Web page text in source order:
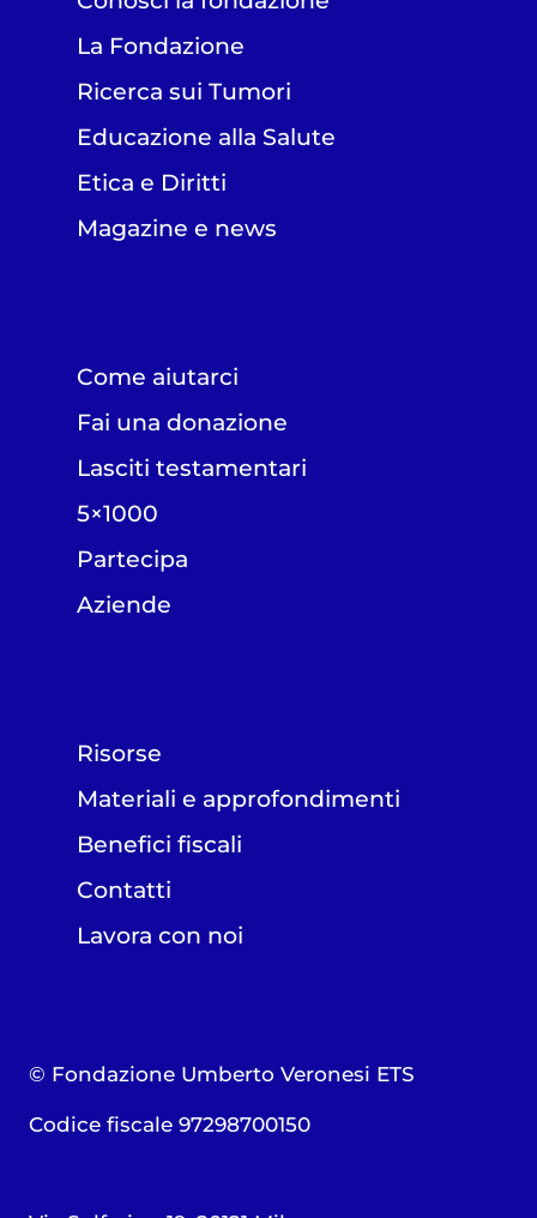
La Fondazione
Ricerca sui Tumori
Educazione alla Salute
Etica e Diritti
Magazine e news
Come aiutarci
Fai una donazione
Lasciti testamentari
5×1000
Partecipa
Aziende
Risorse
Materiali e approfondimenti
Benefici fiscali
Contatti
Lavora con noi
© Fondazione Umberto Veronesi ETS
Codice fiscale 97298700150